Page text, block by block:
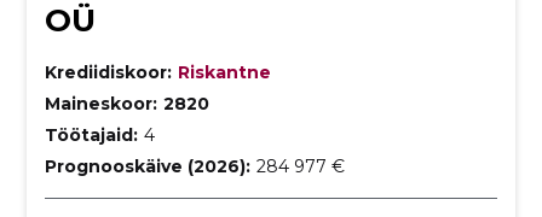
OÜ
Krediidiskoor: Riskantne
Maineskoor: 2820
Töötajaid: 4
Prognooskäive (2026): 284 977 €